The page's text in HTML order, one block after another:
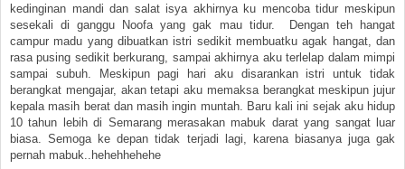
kedinginan mandi dan salat isya akhirnya ku mencoba tidur meskipun
sesekali di ganggu Noofa yang gak mau tidur. Dengan teh hangat
campur madu yang dibuatkan istri sedikit membuatku agak hangat, dan
rasa pusing sedikit berkurang, sampai akhirnya aku terlelap dalam mimpi
sampai subuh. Meskipun pagi hari aku disarankan istri untuk tidak
berangkat mengajar, akan tetapi aku memaksa berangkat meskipun jujur
kepala masih berat dan masih ingin muntah. Baru kali ini sejak aku hidup
10 tahun lebih di Semarang merasakan mabuk darat yang sangat luar
biasa. Semoga ke depan tidak terjadi lagi, karena biasanya juga gak
pernah mabuk..hehehhehehe